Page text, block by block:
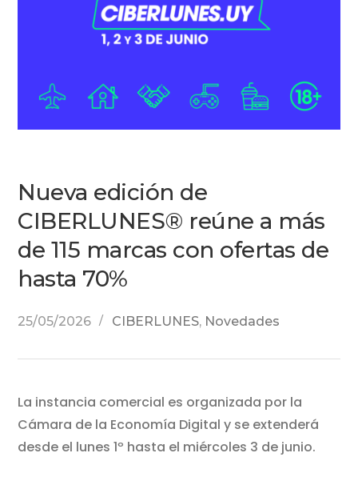
Nueva edición de
CIBERLUNES® reúne a más
de 115 marcas con ofertas de
hasta 70%
25/05/2026 CIBERLUNES, Novedades
La instancia comercial es organizada por la
Cámara de la Economía Digital y se extenderá
desde el lunes 1º hasta el miércoles 3 de junio.